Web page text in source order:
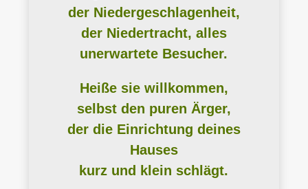
der Niedergeschlagenheit,
der Niedertracht, alles
unerwartete Besucher.
Heiße sie willkommen,
selbst den puren Ärger,
der die Einrichtung deines
Hauses
kurz und klein schlägt.